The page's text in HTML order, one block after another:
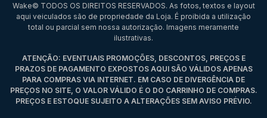
Wake© TODOS OS DIREITOS RESERVADOS. As fotos, textos e layout
aqui veiculados são de propriedade da Loja. É proibida a utilização
total ou parcial sem nossa autorização. Imagens meramente
ilustrativas.
ATENÇÃO: EVENTUAIS PROMOÇÕES, DESCONTOS, PREÇOS E
PRAZOS DE PAGAMENTO EXPOSTOS AQUI SÃO VÁLIDOS APENAS
PARA COMPRAS VIA INTERNET. EM CASO DE DIVERGÊNCIA DE
PREÇOS NO SITE, O VALOR VÁLIDO É O DO CARRINHO DE COMPRAS.
PREÇOS E ESTOQUE SUJEITO A ALTERAÇÕES SEM AVISO PRÉVIO.